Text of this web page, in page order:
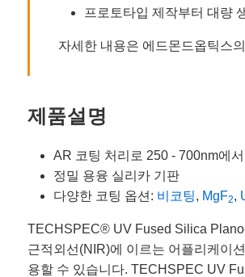
프로토타입 제작부터 대량
자세한 내용은 에드몬드옵틱스의
제품설명
AR 코팅 처리로 250 - 700nm에
정밀 용융 실리카 기판
다양한 코팅 옵션: 비코팅, MgF2,
TECHSPEC® UV Fused Silica
근적외선(NIR)에 이르는 어플리케이
용할 수 있습니다. TECHSPEC UV